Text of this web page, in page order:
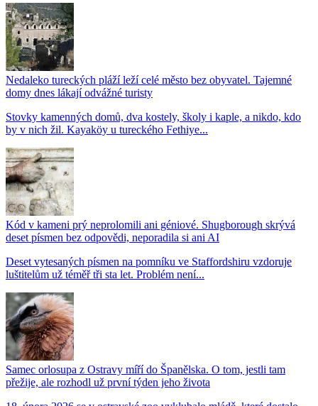
Nedaleko tureckých pláží leží celé město bez obyvatel. Tajemné
domy dnes lákají odvážné turisty
Stovky kamenných domů, dva kostely, školy i kaple, a nikdo, kdo
by v nich žil. Kayaköy u tureckého Fethiye...
Kód v kameni prý neprolomili ani géniové. Shugborough skrývá
deset písmen bez odpovědi, neporadila si ani AI
Deset vytesaných písmen na pomníku ve Staffordshiru vzdoruje
luštitelům už téměř tři sta let. Problém není...
Samec orlosupa z Ostravy míří do Španělska. O tom, jestli tam
přežije, ale rozhodl už první týden jeho života